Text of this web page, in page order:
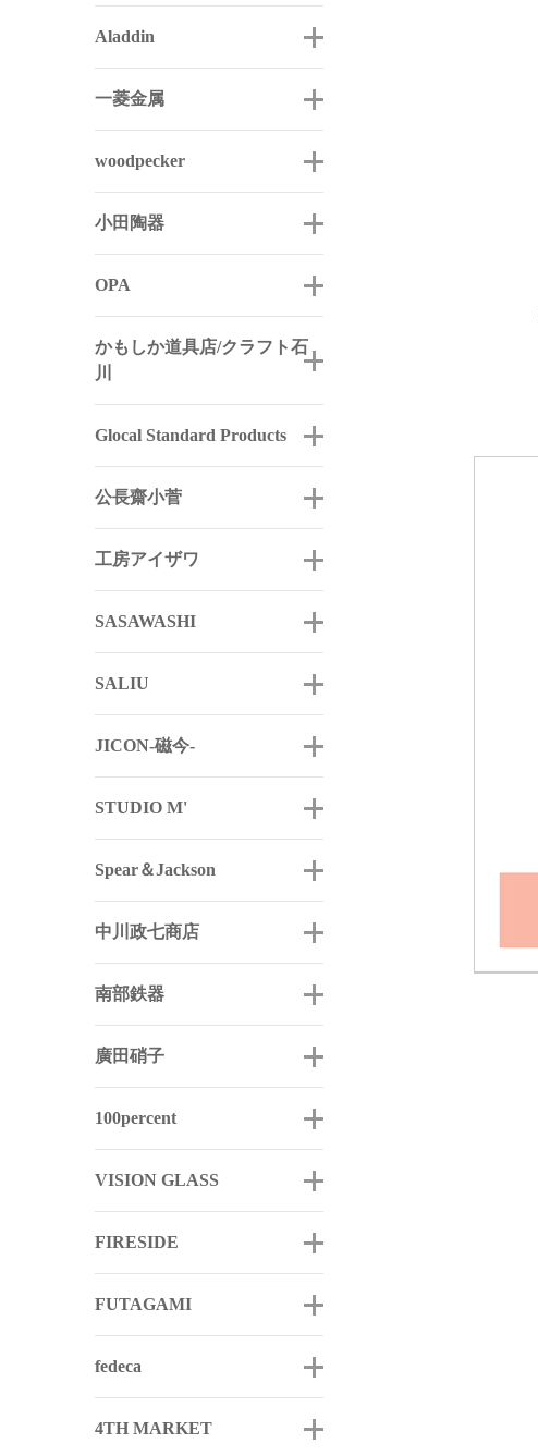
Aladdin
一菱金属
woodpecker
小田陶器
OPA
かもしか道具店/クラフト石
川
Glocal Standard Products
公長齋小菅
工房アイザワ
SASAWASHI
SALIU
JICON-磁今-
STUDIO M'
Spear＆Jackson
中川政七商店
南部鉄器
廣田硝子
100percent
VISION GLASS
FIRESIDE
FUTAGAMI
fedeca
4TH MARKET